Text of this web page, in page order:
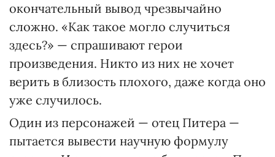
окончательный вывод чрезвычайно
сложно. «Как такое могло случиться
здесь?» — спрашивают герои
произведения. Никто из них не хочет
верить в близость плохого, даже когда оно
уже случилось.
Один из персонажей — отец Питера —
пытается вывести научную формулу